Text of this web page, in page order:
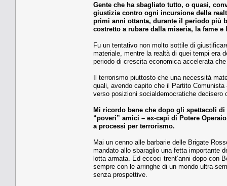
Gente che ha sbagliato tutto, o quasi,
giustizia contro ogni incursione della
primi anni ottanta, durante il periodo più
costretto a rubare dalla miseria, la fame
Fu un tentativo non molto sottile di
materiale, mentre la realtà di quei tempi era
periodo di crescita economica accelerata
Il terrorismo piuttosto che una necessità
quali, avendo capito che il Partito
verso posizioni socialdemocratiche decisero
Mi ricordo bene che dopo gli spettacoli
“poveri” amici – ex-capi di Potere
a processi per terrorismo.
Mai un cenno alle barbarie delle Brigate
mandato allo sbaraglio una fetta importante
lotta armata. Ed eccoci trent’anni dopo con
sempre con le arringhe di un mondo ultra-
senza prospettive.